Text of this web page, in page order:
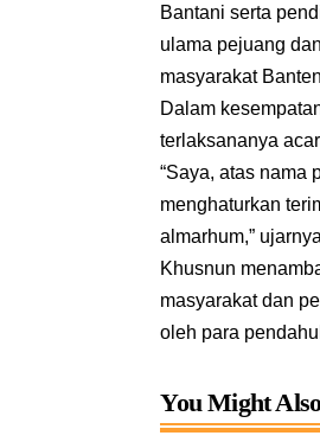
Bantani serta
ulama pejuang
masyarakat
Dalam
terlaksananya
“Saya, atas nama
menghaturkan
almarhum,”
Khusnun
masyarakat dan
oleh para
You Might